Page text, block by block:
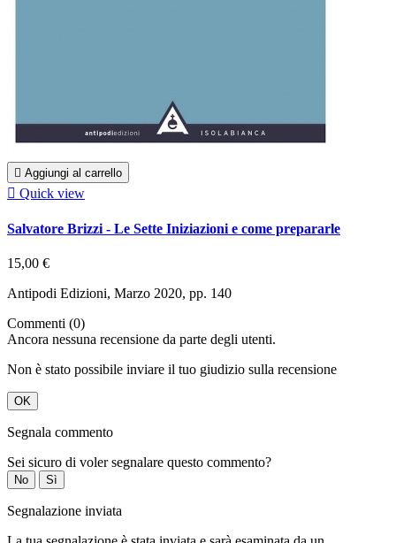
 Aggiungi al carrello
 Quick view
Salvatore Brizzi - Le Sette Iniziazioni e come prepararle
15,00 €
Antipodi Edizioni, Marzo 2020, pp. 140
Commenti (0)
Ancora nessuna recensione da parte degli utenti.
Non è stato possibile inviare il tuo giudizio sulla recensione
OK
Segnala commento
Sei sicuro di voler segnalare questo commento?
No Sì
Segnalazione inviata